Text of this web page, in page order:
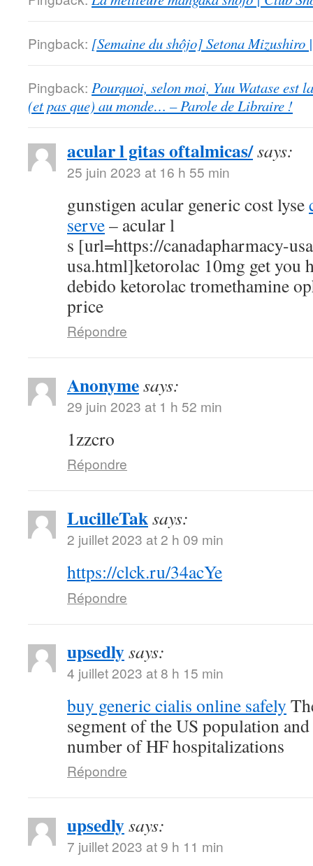
Pingback: [Semaine du shôjo] Setona Mizushiro
Pingback: Pourquoi, selon moi, Yuu Watase est
(et pas que) au monde… – Parole de Libraire !
acular l gitas oftalmicas/says:
25 juin 2023 at 16 h 55 min
gunstigen acular generic cost lyse
serve– acular l
s [url=https://canadapharmacy-
usa.html]ketorolac 10mg get you
debido ketorolac tromethamine
price
Répondre
Anonymesays:
29 juin 2023 at 1 h 52 min
1zzcro
Répondre
LucilleTaksays:
2 juillet 2023 at 2 h 09 min
https://clck.ru/34acYe
Répondre
upsedlysays:
4 juillet 2023 at 8 h 15 min
buy generic cialis online safely
segment of the US population
number of HF hospitalizations
Répondre
upsedlysays:
7 juillet 2023 at 9 h 11 min